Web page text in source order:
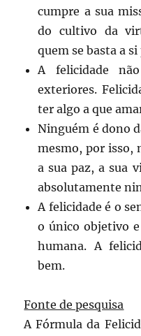
cumpre a sua
do cultivo da
quem se basta a
A felicidade
exteriores.
ter algo a que
Ninguém é dono
mesmo, por isso,
a sua paz, a sua
absolutamente
A felicidade é o
o único objetivo
humana. A
bem.
Fonte de pesquisa
A Fórmula da